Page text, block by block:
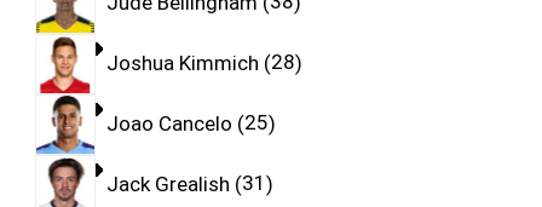
Joshua Kimmich 28
Joao Cancelo 25
Jack Grealish 31